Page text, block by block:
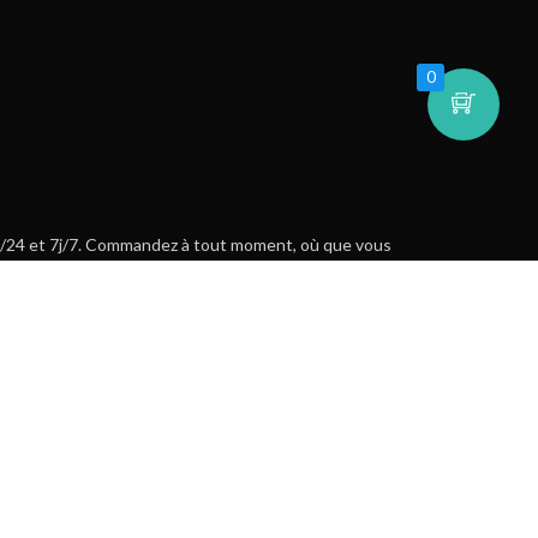
et 7j/7. Commandez à tout moment, où que vous
0